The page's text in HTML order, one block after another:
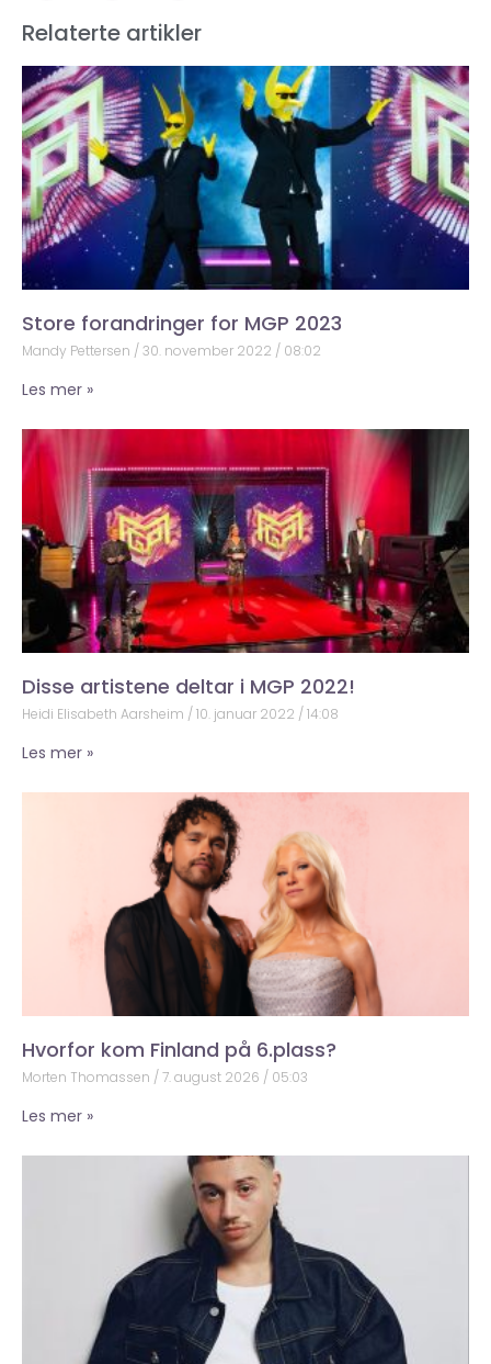
Relaterte artikler
Store forandringer for MGP 2023
Mandy Pettersen 30. november 2022 08:02
Les mer »
Disse artistene deltar i MGP 2022!
Heidi Elisabeth Aarsheim 10. januar 2022 14:08
Les mer »
Hvorfor kom Finland på 6.plass?
Morten Thomassen 7. august 2026 05:03
Les mer »